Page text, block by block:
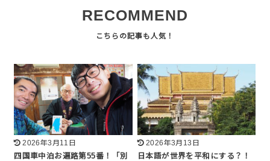
RECOMMEND
2026年3月11日
四国車中泊お遍路第55番！「別
2026年3月13日
日本語が世界を平和にする？！